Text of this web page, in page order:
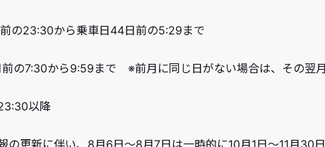
の23:30から乗車日44日前の5:29まで
の7:30から9:59まで ※前月に同じ日がない場合は、その翌月
以降
更新に伴い、8月6日～8月7日は一時的に10月1日～11月30